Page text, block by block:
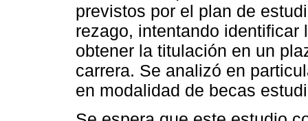
previstos por el plan de
rezago, intentando
obtener la titulación en un
carrera. Se analizó en
en modalidad de becas